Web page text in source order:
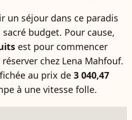
un séjour dans ce paradis
budget. Pour cause,
est pour commencer
chez Lena Mahfouf.
au prix de 3 040,47
à une vitesse folle.